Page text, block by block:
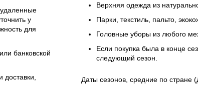
у
для
банковской
доставки,
Верхняя одежда из
Парки, текстиль, пальто,
Головные уборы из любого
Если покупка была в конце
следующий сезон.
Даты сезонов, средние по стране